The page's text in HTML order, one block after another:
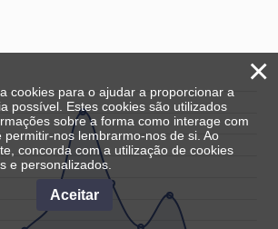
×
cookies para o ajudar a proporcionar a
possível. Estes cookies são utilizados
sobre a forma como interage com
permitir-nos lembrarmo-nos de si. Ao
concorda com a utilização de cookies
e personalizados.
Aceitar